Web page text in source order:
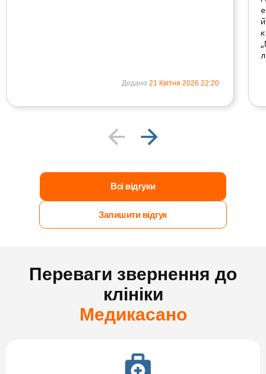
Додано 21 Квітня 2026 22:20
Всі відгуки
Залишити відгук
Переваги звернення до
клініки
Медикасано